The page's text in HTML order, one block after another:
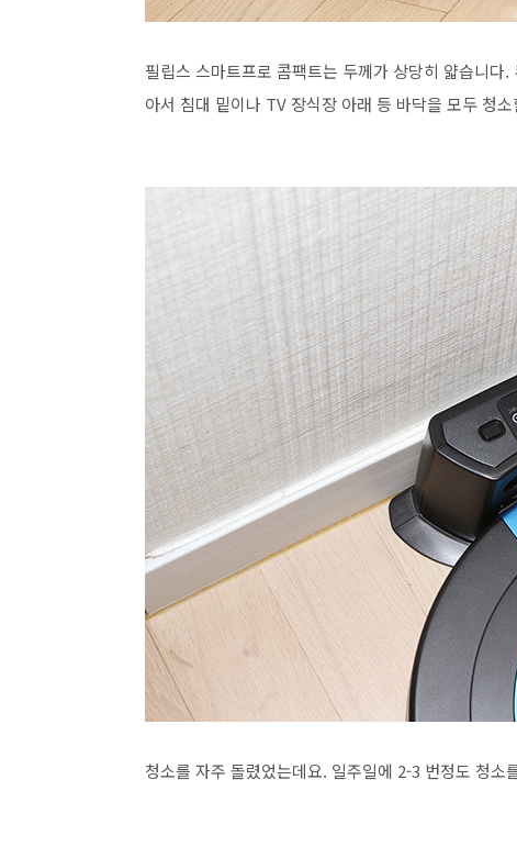
필립스 스마트프로 콤팩트는 두께가 상당히 얇습니
아서 침대 밑이나 TV 장식장 아래 등 바닥을 모두 청
청소를 자주 돌렸었는데요. 일주일에 2-3 번정도 청